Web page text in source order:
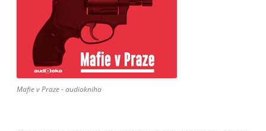
Mafie v Praze - audiokniha